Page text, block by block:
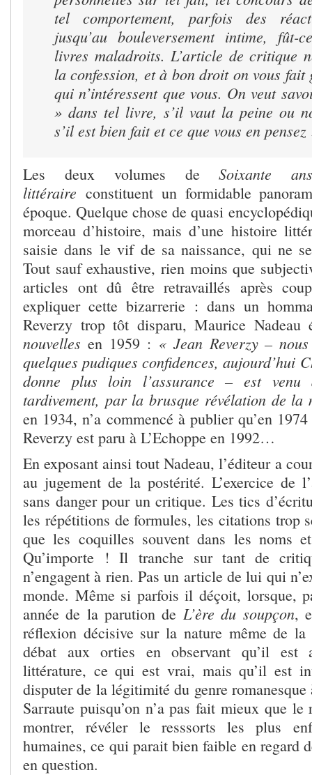
tel comportement, parfois des
jusqu’au bouleversement intime,
livres maladroits. L’article de critique
la confession, et à bon droit on vous fait
qui n’intéressent que vous. On veut
» dans tel livre, s’il vaut la peine ou
s’il est bien fait et ce que vous en pensez
Les deux volumes deSoixante
littéraire constituent un formidable
époque. Quelque chose de quasi
morceau d’histoire, mais d’une histoire
saisie dans le vif de sa naissance, qui ne
Tout sauf exhaustive, rien moins que
articles ont dû être retravaillés après
expliquer cette bizarrerie : dans un
Reverzy trop tôt disparu, Maurice Nadeau
nouvelles en 1959 : « Jean Reverzy –
quelques pudiques confidences, aujourd’hui
donne plus loin l’assurance – est
tardivement, par la brusque révélation de la
en 1934, n’a commencé à publier qu’en
Reverzy est paru à L’Echoppe en 1992…
En exposant ainsi tout Nadeau, l’éditeur a
au jugement de la postérité. L’exercice de
sans danger pour un critique. Les tics
les répétitions de formules, les citations trop
que les coquilles souvent dans les noms
Qu’importe ! Il tranche sur tant de
n’engagent à rien. Pas un article de lui qui
monde. Même si parfois il déçoit, lorsque,
année de la parution de L’ère du soupçon,
réflexion décisive sur la nature même de
débat aux orties en observant qu’il est
littérature, ce qui est vrai, mais qu’il est
disputer de la légitimité du genre
Sarraute puisqu’on n’a pas fait mieux que
montrer, révéler le resssorts les plus
humaines, ce qui parait bien faible en regard
en question.